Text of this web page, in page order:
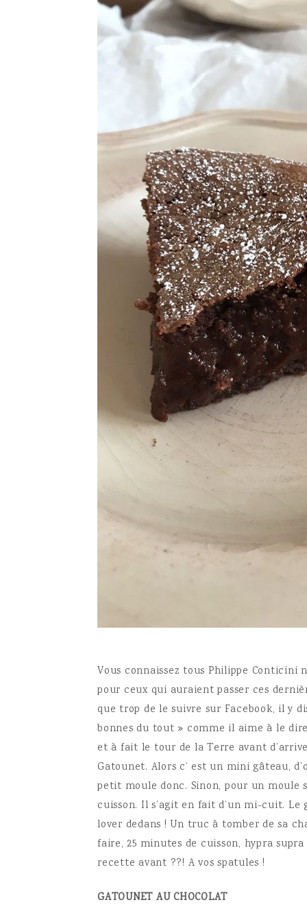
Vous connaissez tous Philippe Conticini
pour ceux qui auraient passer ces
que trop de le suivre sur Facebook, il y
bonnes du tout » comme il aime à le
et à fait le tour de la Terre avant
Gatounet. Alors c’ est un mini gâteau,
petit moule donc. Sinon, pour un moule
cuisson. Il s’agit en fait d’un mi-cuit.
lover dedans ! Un truc à tomber de sa
faire, 25 minutes de cuisson, hypra
recette avant ??! A vos spatules !
GATOUNET AU CHOCOLAT